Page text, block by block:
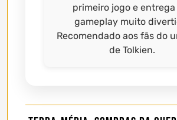
primeiro jogo e
gameplay muito
Recomendado aos fãs do
de Tolkien.